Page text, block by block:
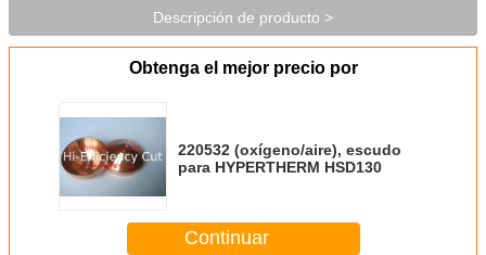
Descripción de producto >
Obtenga el mejor precio por
220532 (oxígeno/aire), escudo
para HYPERTHERM HSD130
Continuar